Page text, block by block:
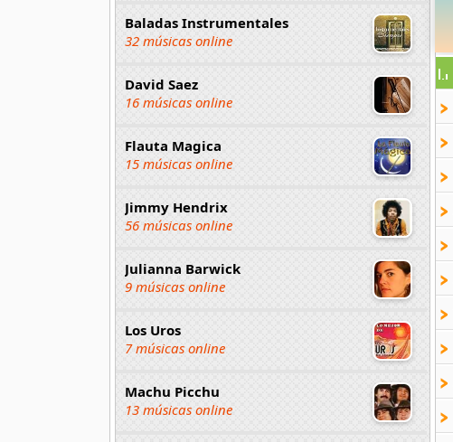
Baladas Instrumentales
32 músicas online
David Saez
16 músicas online
Flauta Magica
15 músicas online
Jimmy Hendrix
56 músicas online
Julianna Barwick
9 músicas online
Los Uros
7 músicas online
Machu Picchu
13 músicas online